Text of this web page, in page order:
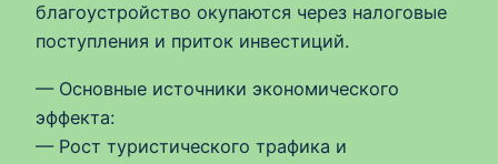
благоустройство окупаются через налоговые
поступления и приток инвестиций.
— Основные источники экономического
эффекта:
— Рост туристического трафика и